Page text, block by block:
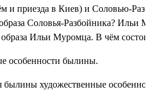
и приезда в Киев) и Соловью-
Соловья-Разбойника? Ильи
Ильи Муромца. В чём
особенности былины.
былины художественные